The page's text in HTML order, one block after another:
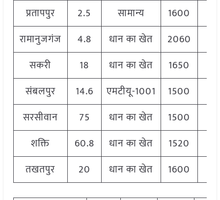
प्रतापपुर
2.5 सामान्य 1600
रामानुजगंज
4.8 धान का खेत 2060
सकरी
18 धान का खेत 1650
संबलपुर
14.6 एमटीयू-1001 1500
सरसीवान
75 धान का खेत 1500
शक्ति
60.8 धान का खेत 1520
तखतपुर
20 धान का खेत 1600